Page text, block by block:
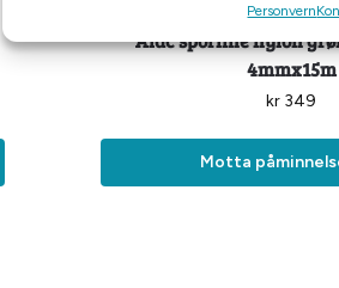
Personvern
Alac sporline nylon
4mmx15m
kr 349
Motta